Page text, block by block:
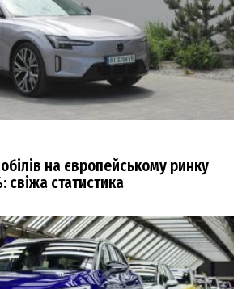
на європейському ринку
статистика